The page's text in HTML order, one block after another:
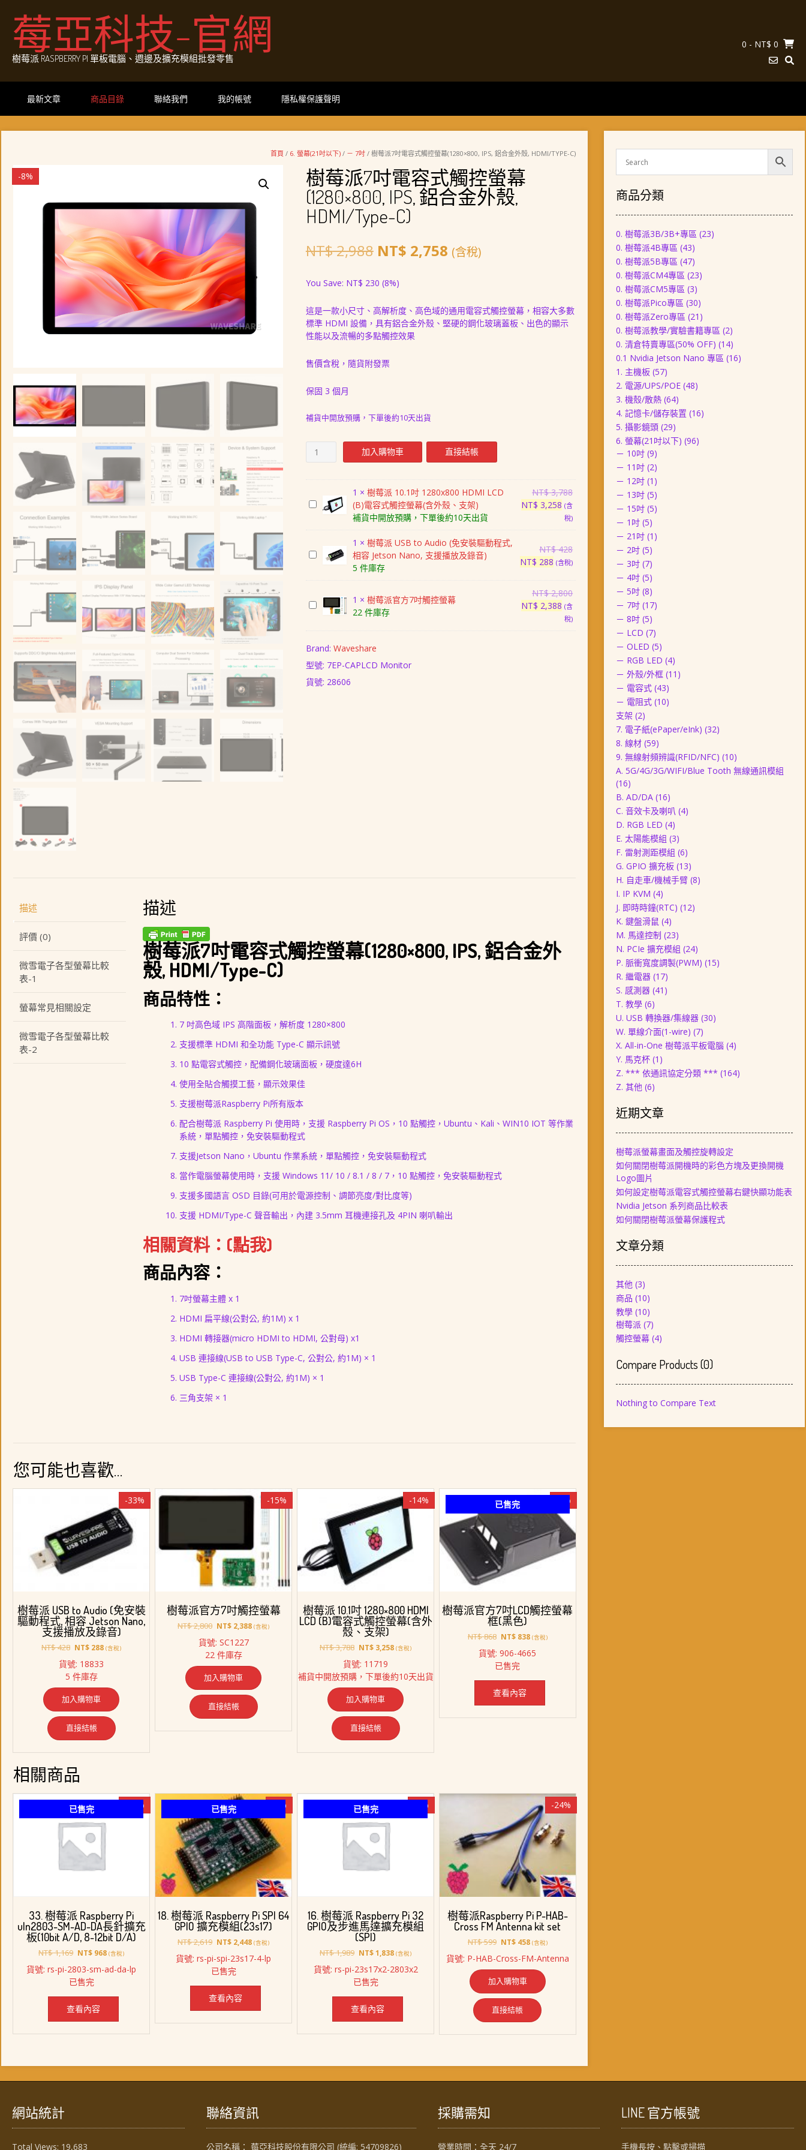
content莓亞科技-官網
樹莓派 RASPBERRY PI 單板電腦、週邊及擴充模組批發零售
0 - NT$ 0
最新文章 商品目錄 聯絡我們 我的帳號 隱私權保護聲明
首頁 / 6. 螢幕(21吋以下) / － 7吋 / 樹莓派7吋電容式觸控螢幕(1280×800, IPS, 鋁合金外殼, HDMI/TYPE-C)
-8% 樹莓派7吋電容式觸控螢幕
(1280×800, IPS, 鋁合金外殼,
HDMI/Type-C)
NT$2,988 原
價
格：
NT$ 2,988。
NT$ 2,758目
格：
(含稅)
You Save: NT$ 230 (8%)
這是一款小尺寸、高解析度、高色域的通用電容式觸控螢幕，相容大多數
標準 HDMI 設備，具有鋁合金外殼、堅硬的鋼化玻璃蓋板、出色的顯示
性能以及流暢的多點觸控效果
售價含稅，隨貨附發票
保固 3 個月
補貨中開放預購，下單後約10天出貨
莓
吋
電
觸
控
(1280x800,
IPS,
金
外
HDMI/Type-
加入購物車 直接結帳
樹
吋
1280x800
(B)
式
控
螢
1 × 樹莓派 10.1吋 1280x800 HDMI LCD
(B)電容式觸控螢幕(含外殼、支架)
補貨中開放預購，下單後約10天出貨
NT$3,788原
始
價
NT$ 3,258 目
前
NT$ 3,258。
(含
稅)
樹
to
Audio
安
驅
動
1 × 樹莓派 USB to Audio (免安裝驅動程式,
相容 Jetson Nano, 支援播放及錄音)
5 件庫存
NT$428原
始
NT$ 288 目
格：
NT$ 288。
(含稅)
樹
官
7
吋
1 × 樹莓派官方7吋觸控螢幕
22 件庫存
NT$2,800原
始
價
NT$ 2,388 目
前
(含
稅)
Brand: Waveshare
型號: 7EP-CAPLCD Monitor
貨號: 28606
描述
評價 (0)
微雪電子各型螢幕比較
表-1
螢幕常見相關設定
微雪電子各型螢幕比較
表-2
描述
樹莓派7吋電容式觸控螢幕(1280×800, IPS, 鋁合金外
殼, HDMI/Type-C)
商品特性：
7 吋高色域 IPS 高階面板，解析度 1280×800
支援標準 HDMI 和全功能 Type-C 顯示訊號
10 點電容式觸控，配備鋼化玻璃面板，硬度達6H
使用全貼合觸摸工藝，顯示效果佳
支援樹莓派Raspberry Pi所有版本
配合樹莓派 Raspberry Pi 使用時，支援 Raspberry Pi OS，10 點觸控，Ubuntu、Kali、WIN10 IOT 等作業
系統， 單點觸控，免安裝驅動程式
支援Jetson Nano，Ubuntu 作業系統， 單點觸控，免安裝驅動程式
當作電腦螢幕使用時，支援 Windows 11/ 10 / 8.1 / 8 / 7，10 點觸控，免安裝驅動程式
支援多國語言 OSD 目錄(可用於電源控制、調節亮度/對比度等)
支援 HDMI/Type-C 聲音輸出，內建 3.5mm 耳機連接孔及 4PIN 喇叭輸出
相關資料：(點我)
商品內容：
7吋螢幕主體 x 1
HDMI 扁平線(公對公, 約1M) x 1
HDMI 轉接器(micro HDMI to HDMI, 公對母) x1
USB 連接線(USB to USB Type-C, 公對公, 約1M) × 1
USB Type-C 連接線(公對公, 約1M) × 1
三角支架 × 1
您可能也喜歡…
-33%
樹莓派 USB to Audio (免安裝
驅動程式, 相容 Jetson Nano,
支援播放及錄音)
NT$428 原
價
格：
NT$ 428。
NT$ 288目
NT$ 288。
(含稅)
貨號: 18833
5 件庫存
加入購物車
直接結帳
-15%
樹莓派官方7吋觸控螢幕
NT$2,800 原
價
格：
NT$ 2,800。
NT$ 2,388目
NT$ 2,388。
(含稅)
貨號: SC1227
22 件庫存
加入購物車
直接結帳
-14%
樹莓派 10.1吋 1280×800 HDMI
LCD (B)電容式觸控螢幕(含外
殼、支架)
NT$3,788 原
價
格：
NT$ 3,788。
NT$ 3,258目
格：
NT$ 3,258。
(含稅)
貨號: 11719
補貨中開放預購，下單後約10天出貨
加入購物車
直接結帳
已售完 -3%
樹莓派官方7吋LCD觸控螢幕
框(黑色)
NT$868 原
價
格：
NT$ 868。
NT$838目
價
NT$ 838。
(含稅)
貨號: 906-4665
已售完
查看內容
相關商品
已售完 -17%
33. 樹莓派 Raspberry Pi
uln2803-SM-AD-DA長針擴充
板(10bit A/D, 8-12bit D/A)
NT$1,169 原
價
格：
NT$ 1,169。
NT$ 968目
價
NT$ 968。
(含稅)
貨號: rs-pi-2803-sm-ad-da-lp
已售完
查看內容
已售完 -7%
18. 樹莓派 Raspberry Pi SPI 64
GPIO 擴充模組(23s17)
NT$2,619 原
價
格：
NT$ 2,619。
NT$ 2,448目
價
NT$ 2,448。
(含稅)
貨號: rs-pi-spi-23s17-4-lp
已售完
查看內容
已售完 -8%
16. 樹莓派 Raspberry Pi 32
GPIO及步進馬達擴充模組
(SPI)
NT$1,989 原
價
格：
NT$ 1,989。
NT$1,838目
價
NT$ 1,838。
(含稅)
貨號: rs-pi-23s17x2-2803x2
已售完
查看內容
-24%
樹莓派Raspberry Pi P-HAB-
Cross FM Antenna kit set
NT$599 原
價
NT$ 599。
NT$458目
價
格：
NT$ 458。
(含稅)
貨號: P-HAB-Cross-FM-Antenna
加入購物車
直接結帳
商品分類
0. 樹莓派3B/3B+專區 (23)
0. 樹莓派4B專區 (43)
0. 樹莓派5B專區 (47)
0. 樹莓派CM4專區 (23)
0. 樹莓派CM5專區 (3)
0. 樹莓派Pico專區 (30)
0. 樹莓派Zero專區 (21)
0. 樹莓派教學/實驗書籍專區 (2)
0. 清倉特賣專區(50% OFF) (14)
0.1 Nvidia Jetson Nano 專區 (16)
1. 主機板 (57)
2. 電源/UPS/POE (48)
3. 機殼/散熱 (64)
4. 記憶卡/儲存裝置 (16)
5. 攝影鏡頭 (29)
6. 螢幕(21吋以下) (96)
－ 10吋 (9)
－ 11吋 (2)
－ 12吋 (1)
－ 13吋 (5)
－ 15吋 (5)
－ 1吋 (5)
－ 21吋 (1)
－ 2吋 (5)
－ 3吋 (7)
－ 4吋 (5)
－ 5吋 (8)
－ 7吋 (17)
－ 8吋 (5)
－ LCD (7)
－ OLED (5)
－ RGB LED (4)
－ 外殼/外框 (11)
－ 電容式 (43)
－ 電阻式 (10)
支架 (2)
7. 電子紙(ePaper/eInk) (32)
8. 線材 (59)
9. 無線射頻辨識(RFID/NFC) (10)
A. 5G/4G/3G/WIFI/Blue Tooth 無線通訊模組
(16)
B. AD/DA (16)
C. 音效卡及喇叭 (4)
D. RGB LED (4)
E. 太陽能模組 (3)
F. 雷射測距模組 (6)
G. GPIO 擴充板 (13)
H. 自走車/機械手臂 (8)
I. IP KVM (4)
J. 即時時鐘(RTC) (12)
K. 鍵盤滑鼠 (4)
M. 馬達控制 (23)
N. PCIe 擴充模組 (24)
P. 脈衝寬度調製(PWM) (15)
R. 繼電器 (17)
S. 感測器 (41)
T. 教學 (6)
U. USB 轉換器/集線器 (30)
W. 單線介面(1-wire) (7)
X. All-in-One 樹莓派平板電腦 (4)
Y. 馬克杯 (1)
Z. *** 依通訊協定分類 *** (164)
Z. 其他 (6)
近期文章
樹莓派螢幕畫面及觸控旋轉設定
如何關閉樹莓派開機時的彩色方塊及更換開機
Logo圖片
如何設定樹莓派電容式觸控螢幕右鍵快顯功能表
Nvidia Jetson 系列商品比較表
如何關閉樹莓派螢幕保護程式
文章分類
其他(3)
商品 (10)
教學(10)
樹莓派(7)
觸控螢幕(4)
Compare Products(0)
Nothing to Compare Text
網站統計
Total Views: 19,683
聯絡資訊
公司名稱： 莓亞科技股份有限公司 (統編: 54709826)
採購需知
營業時間：全天 24/7
LINE 官方帳號
手機長按、點擊或掃描